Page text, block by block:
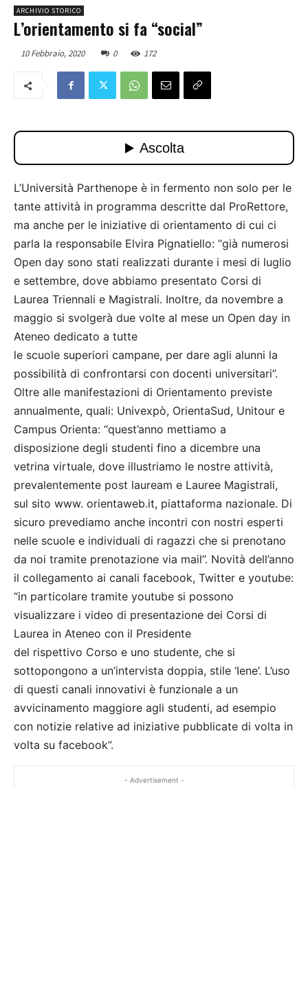
ARCHIVIO STORICO
L’orientamento si fa “social”
10 Febbraio, 2020 0 172
L’Università Parthenope è in fermento non solo per le
tante attività in programma descritte dal ProRettore,
ma anche per le iniziative di orientamento di cui ci
parla la responsabile Elvira Pignatiello: “già numerosi
Open day sono stati realizzati durante i mesi di luglio
e settembre, dove abbiamo presentato Corsi di
Laurea Triennali e Magistrali. Inoltre, da novembre a
maggio si svolgerà due volte al mese un Open day in
Ateneo dedicato a tutte
le scuole superiori campane, per dare agli alunni la
possibilità di confrontarsi con docenti universitari”.
Oltre alle manifestazioni di Orientamento previste
annualmente, quali: Univexpò, OrientaSud, Unitour e
Campus Orienta: “quest’anno mettiamo a
disposizione degli studenti fino a dicembre una
vetrina virtuale, dove illustriamo le nostre attività,
prevalentemente post lauream e Lauree Magistrali,
sul sito www. orientaweb.it, piattaforma nazionale. Di
sicuro prevediamo anche incontri con nostri esperti
nelle scuole e individuali di ragazzi che si prenotano
da noi tramite prenotazione via mail”. Novità dell’anno
il collegamento ai canali facebook, Twitter e youtube:
“in particolare tramite youtube si possono
visualizzare i video di presentazione dei Corsi di
Laurea in Ateneo con il Presidente
del rispettivo Corso e uno studente, che si
sottopongono a un’intervista doppia, stile ‘Iene’. L’uso
di questi canali innovativi è funzionale a un
avvicinamento maggiore agli studenti, ad esempio
con notizie relative ad iniziative pubblicate di volta in
volta su facebook”.
- Advertisement -